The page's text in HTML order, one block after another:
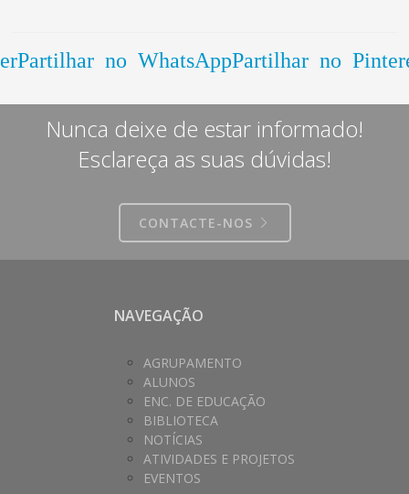
Partilhar no WhatsAppPartilhar no
Nunca deixe de estar informado!
Esclareça as suas dúvidas!
CONTACTE-NOS
NAVEGAÇÃO
AGRUPAMENTO
ALUNOS
ENC. DE EDUCAÇÃO
BIBLIOTECA
NOTÍCIAS
ATIVIDADES E PROJETOS
EVENTOS